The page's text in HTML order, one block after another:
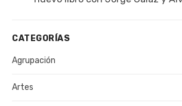
CATEGORÍAS
Agrupación
Artes